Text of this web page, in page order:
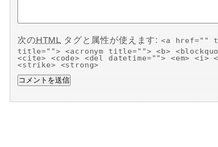
次のHTMLタグと属性が使えます:<a href=""
title=""> <acronym title=""> <b>
<cite> <code> <del datetime=""> <em> <i>
<strike> <strong>